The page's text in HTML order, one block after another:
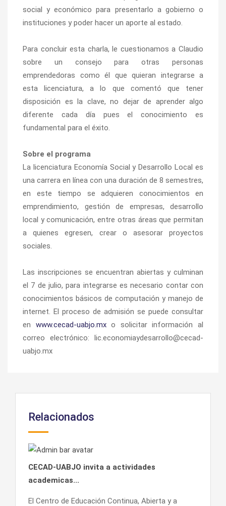
social y económico para presentarlo a gobierno o
instituciones y poder hacer un aporte al estado.
Para concluir esta charla, le cuestionamos a Claudio
sobre un consejo para otras personas
emprendedoras como él que quieran integrarse a
esta licenciatura, a lo que comentó que tener
disposición es la clave, no dejar de aprender algo
diferente cada día pues el conocimiento es
fundamental para el éxito.
Sobre el programa
La licenciatura Economía Social y Desarrollo Local es
una carrera en línea con una duración de 8 semestres,
en este tiempo se adquieren conocimientos en
emprendimiento, gestión de empresas, desarrollo
local y comunicación, entre otras áreas que permitan
a quienes egresen, crear o asesorar proyectos
sociales.
Las inscripciones se encuentran abiertas y culminan
el 7 de julio, para integrarse es necesario contar con
conocimientos básicos de computación y manejo de
internet. El proceso de admisión se puede consultar
en www.cecad-uabjo.mxo solicitar información al
correo electrónico: lic.economiaydesarrollo@cecad-
uabjo.mx
Relacionados
CECAD-UABJO invita a actividades
academicas...
El Centro de Educación Continua, Abierta y a